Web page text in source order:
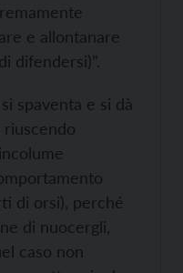
e allontanare
difendersi)”.
spaventa e si dà
riuscendo
di orsi), perché
di nuocergli,
caso non